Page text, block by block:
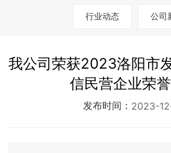
行业动态 公司
我公司荣获2023洛阳市
信民营企业荣
发布时间： 2023-